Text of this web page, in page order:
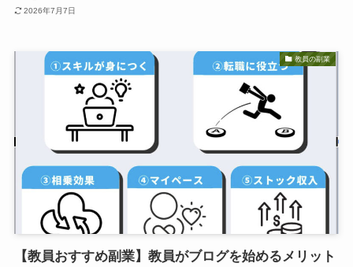
2026年7月7日
教員の副業
【教員おすすめ副業】教員がブログを始めるメリット